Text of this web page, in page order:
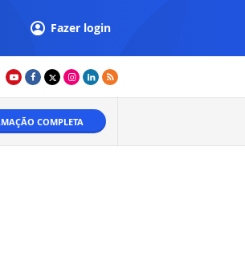
Fazer login
COMPLETA